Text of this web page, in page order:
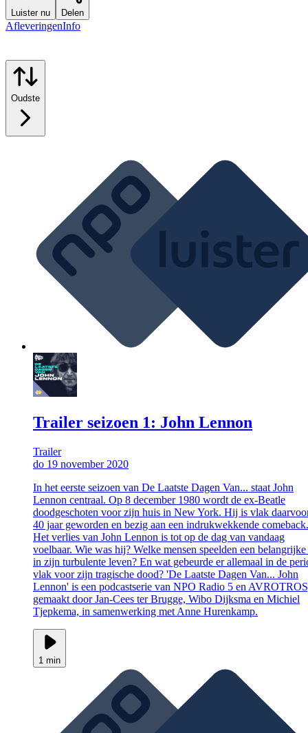
Luister nu Delen
AfleveringenInfo
Oudste
Trailer seizoen 1: John Lennon
Trailer
do 19 november 2020
In het eerste seizoen van De Laatste Dagen Van... staat John
Lennon centraal. Op 8 december 1980 wordt de ex-Beatle
doodgeschoten voor zijn huis in New York. Hij is vlak
40 jaar geworden en bezig aan een indrukwekkende comeback.
Het verlies van John Lennon is tot op de dag van vandaag
voelbaar. Wie was hij? Welke mensen speelden een
in zijn turbulente leven? En wat gebeurde er allemaal in de
vlak voor zijn tragische dood? 'De Laatste Dagen Van... John
Lennon' is een podcastserie van NPO Radio 5 en
gemaakt door Jan-Cees ter Brugge, Wibo Dijksma en Michiel
Tjepkema, in samenwerking met Anne Hurenkamp.
1 min